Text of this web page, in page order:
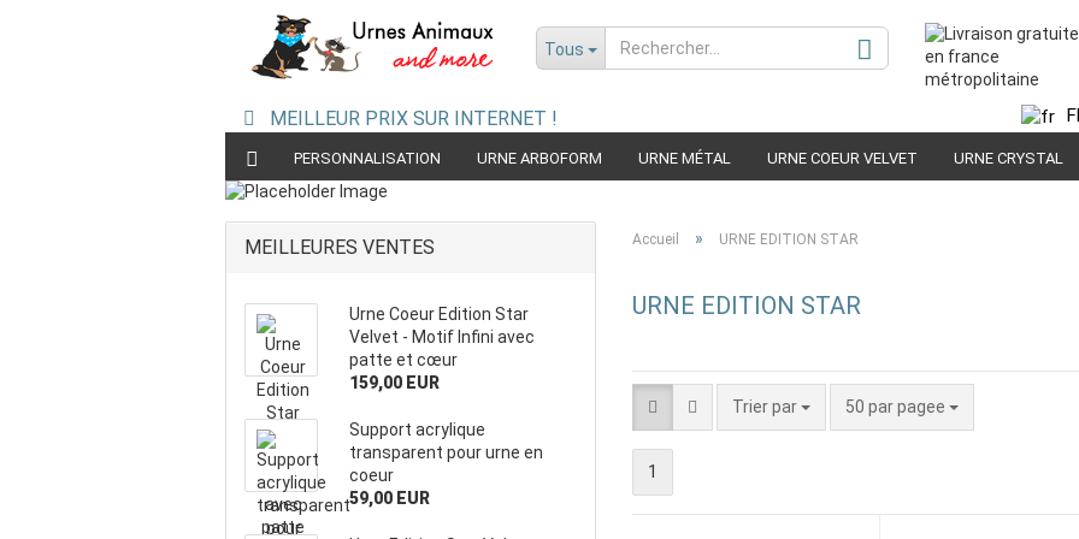
Tous
MEILLEUR PRIX SUR INTERNET !
Choisir la langue
PERSONNALISATION URNE ARBOFORM URNE MÉTAL URNE COEUR VELVET URNE CRYSTAL
URNES EN CÉRAMIQUE
Accueil » URNE EDITION STAR
URNE EDITION STAR
Trier par 50 par pagee
1
MEILLEURES VENTES
Urne Coeur Edition Star
Velvet - Motif Infini avec
patte et cœur
159,00 EUR
Support acrylique
transparent pour urne en
coeur
59,00 EUR